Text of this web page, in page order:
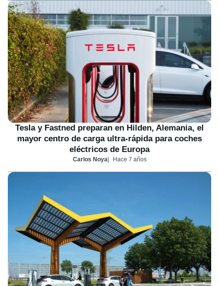
Tesla y Fastned preparan en Hilden, Alemania, el
mayor centro de carga ultra-rápida para coches
eléctricos de Europa
Carlos Noya Hace 7 años